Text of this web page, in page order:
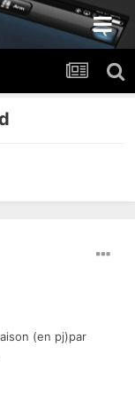
(en pj)par